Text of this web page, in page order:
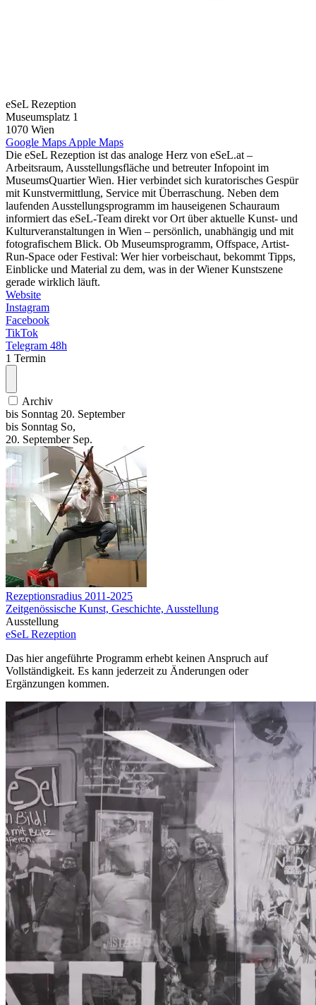
eSeL Rezeption
Museumsplatz 1
1070 Wien
Google Maps Apple Maps
Die eSeL Rezeption ist das analoge Herz von eSeL.at –
Arbeitsraum, Ausstellungsfläche und betreuter Infopoint im
MuseumsQuartier Wien. Hier verbindet sich kuratorisches Gespür
mit Kunstvermittlung, Service mit Überraschung. Neben dem
laufenden Ausstellungsprogramm im hauseigenen Schauraum
informiert das eSeL-Team direkt vor Ort über aktuelle Kunst- und
Kulturveranstaltungen in Wien – persönlich, unabhängig und mit
fotografischem Blick. Ob Museumsprogramm, Offspace, Artist-
Run-Space oder Festival: Wer hier vorbeischaut, bekommt Tipps,
Einblicke und Material zu dem, was in der Wiener Kunstszene
gerade wirklich läuft.
Website
Instagram
Facebook
TikTok
Telegram 48h
1 Termin
Archiv
bis Sonntag 20. September
bis Sonntag So,
20. September Sep.
Rezeptionsradius 2011-2025
Zeitgenössische Kunst, Geschichte, Ausstellung
Ausstellung
eSeL Rezeption
Das hier angeführte Programm erhebt keinen Anspruch auf
Vollständigkeit. Es kann jederzeit zu Änderungen oder
Ergänzungen kommen.